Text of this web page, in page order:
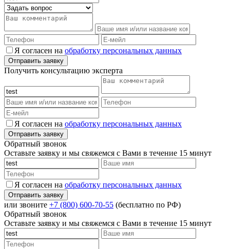
Я согласен на обработку персональных данных
Получить консультацию эксперта
Я согласен на обработку персональных данных
Обратный звонок
Оставьте заявку и мы свяжемся с Вами в течение 15 минут
Я согласен на обработку персональных данных
или звоните +7 (800) 600-70-55 (бесплатно по РФ)
Обратный звонок
Оставьте заявку и мы свяжемся с Вами в течение 15 минут